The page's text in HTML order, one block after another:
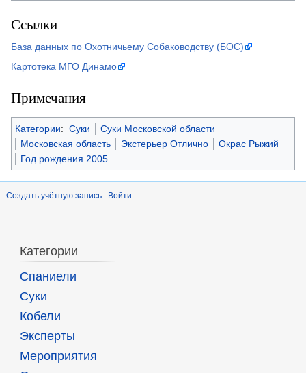
Ссылки
База данных по Охотничьему Собаководству (БОС)
Картотека МГО Динамо
Примечания
Категории: Суки
Суки Московской области
Московская область
Экстерьер Отлично
Окрас Рыжий
Год рождения 2005
Создать учётную запись Войти
Категории
Спаниели
Суки
Кобели
Эксперты
Мероприятия